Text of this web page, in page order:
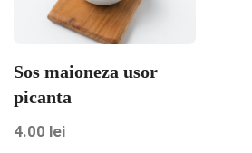
Sos maioneza usor
picanta
4.00 lei